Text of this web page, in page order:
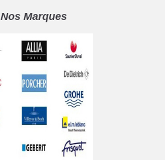
Nos Marques